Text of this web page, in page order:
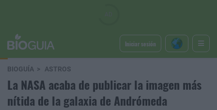
Iniciar sesión
BIOGUÍA ASTROS
La NASA acaba de publicar la imagen más
nítida de la galaxia de Andrómeda